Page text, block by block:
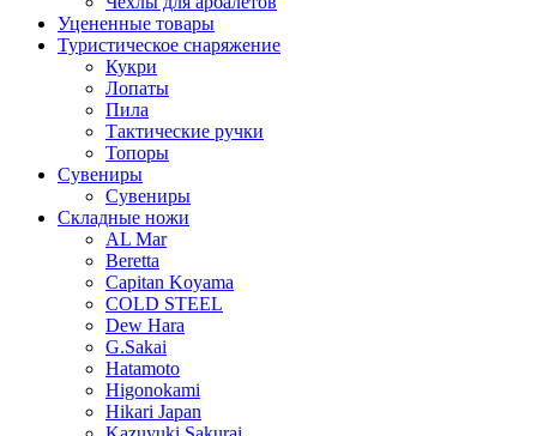
Уцененные товары
Туристическое снаряжение
Кукри
Лопаты
Пила
Тактические ручки
Топоры
Сувениры
Сувениры
Складные ножи
AL Mar
Beretta
Capitan Koyama
COLD STEEL
Dew Hara
G.Sakai
Hatamoto
Higonokami
Hikari Japan